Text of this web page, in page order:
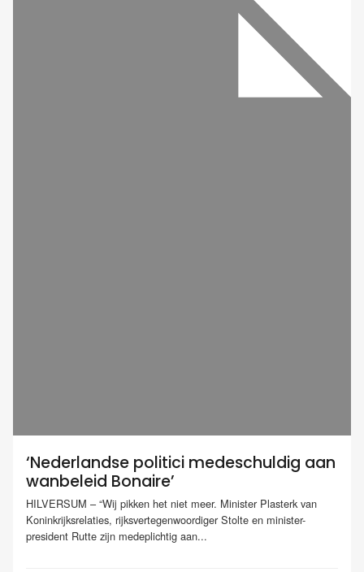
‘Nederlandse politici medeschuldig aan
wanbeleid Bonaire’
HILVERSUM – “Wij pikken het niet meer. Minister Plasterk van
Koninkrijksrelaties, rijksvertegenwoordiger Stolte en minister-
president Rutte zijn medeplichtig aan...